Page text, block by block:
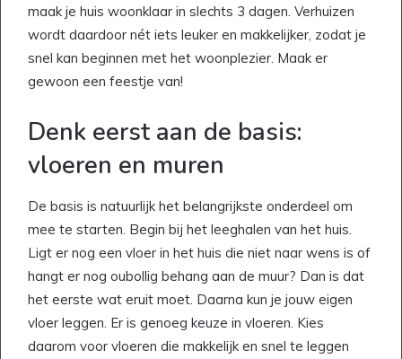
maak je huis woonklaar in slechts 3 dagen. Verhuizen
wordt daardoor nét iets leuker en makkelijker, zodat je
snel kan beginnen met het woonplezier. Maak er
gewoon een feestje van!
Denk eerst aan de basis:
vloeren en muren
De basis is natuurlijk het belangrijkste onderdeel om
mee te starten. Begin bij het leeghalen van het huis.
Ligt er nog een vloer in het huis die niet naar wens is of
hangt er nog oubollig behang aan de muur? Dan is dat
het eerste wat eruit moet. Daarna kun je jouw eigen
vloer leggen. Er is genoeg keuze in vloeren. Kies
daarom voor vloeren die makkelijk en snel te leggen